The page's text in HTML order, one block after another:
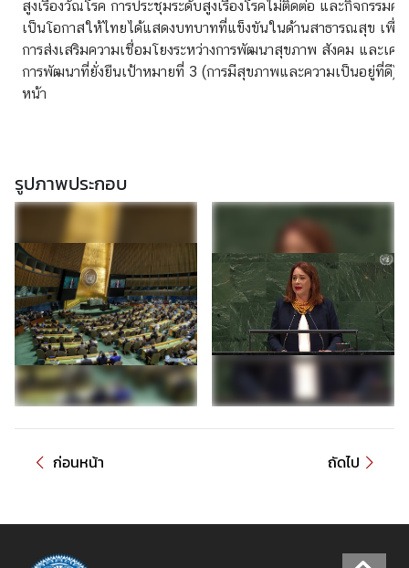
สูงเรื่องวัณโรค การประชุมระดับสูงเรื่องโรคไม่ติดต่อ และกิจกรรม
เป็นโอกาสให้ไทยได้แสดงบทบาทที่แข็งขันในด้านสาธารณสุข เพื่
การส่งเสริมความเชื่อมโยงระหว่างการพัฒนาสุขภาพ สังคม และเศ
การพัฒนาที่ยั่งยืนเป้าหมายที่ 3 (การมีสุขภาพและความเป็นอยู่ที่ดี)
หน้า
รูปภาพประกอบ
ก่อนหน้า ถัดไป